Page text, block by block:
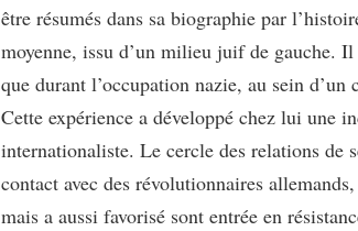
être résumés dans sa biographie par
moyenne, issu d’un milieu juif de gauche.
que durant l’occupation nazie, au sein
Cette expérience a développé chez lui une
internationaliste. Le cercle des relations de
contact avec des révolutionnaires
mais a aussi favorisé sont entrée en